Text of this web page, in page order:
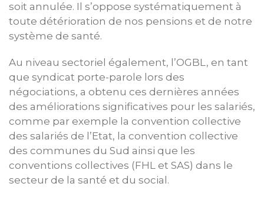
soit annulée. Il s’oppose systématiquement à
toute détérioration de nos pensions et de notre
système de santé.
Au niveau sectoriel également, l’OGBL, en tant
que syndicat porte-parole lors des
négociations, a obtenu ces dernières années
des améliorations significatives pour les salariés,
comme par exemple la convention collective
des salariés de l’Etat, la convention collective
des communes du Sud ainsi que les
conventions collectives (FHL et SAS) dans le
secteur de la santé et du social.